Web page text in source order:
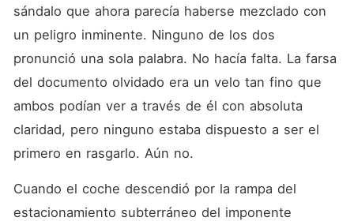
sándalo que ahora parecía haberse mezclado con
un peligro inminente. Ninguno de los dos
pronunció una sola palabra. No hacía falta. La farsa
del documento olvidado era un velo tan fino que
ambos podían ver a través de él con absoluta
claridad, pero ninguno estaba dispuesto a ser el
primero en rasgarlo. Aún no.
Cuando el coche descendió por la rampa del
estacionamiento subterráneo del imponente